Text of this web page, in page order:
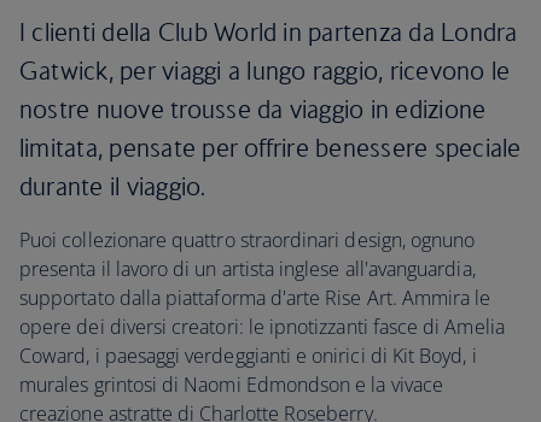
I clienti della Club World in partenza da Londra
Gatwick, per viaggi a lungo raggio, ricevono le
nostre nuove trousse da viaggio in edizione
limitata, pensate per offrire benessere speciale
durante il viaggio.
Puoi collezionare quattro straordinari design, ognuno
presenta il lavoro di un artista inglese all'avanguardia,
supportato dalla piattaforma d'arte Rise Art. Ammira le
opere dei diversi creatori: le ipnotizzanti fasce di Amelia
Coward, i paesaggi verdeggianti e onirici di Kit Boyd, i
murales grintosi di Naomi Edmondson e la vivace
creazione astratte di Charlotte Roseberry.